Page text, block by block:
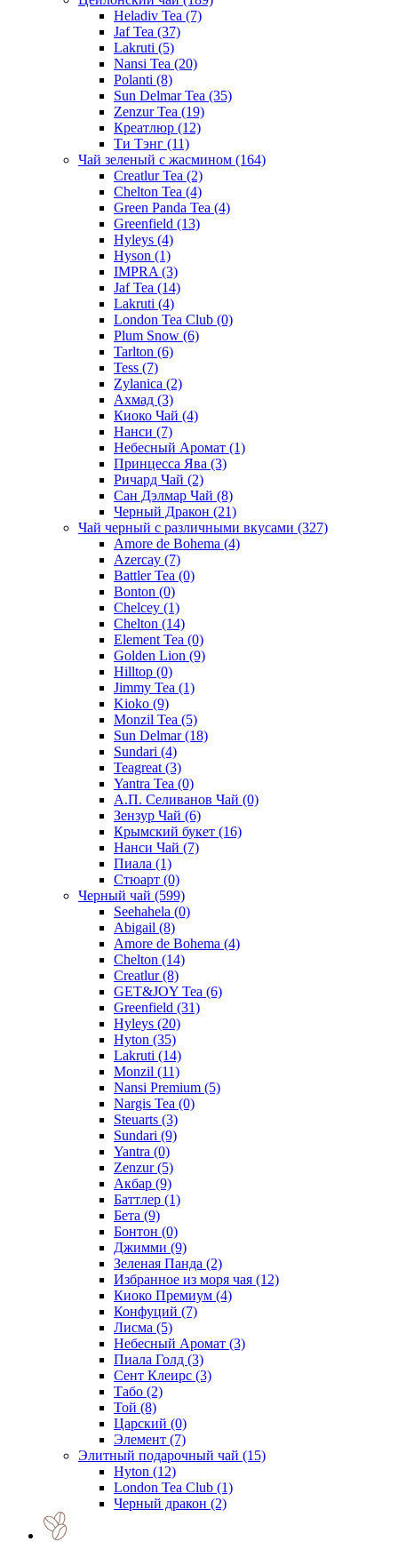
Heladiv Tea (7)
Jaf Tea (37)
Lakruti (5)
Nansi Tea (20)
Polanti (8)
Sun Delmar Tea (35)
Zenzur Tea (19)
Креатлюр (12)
Ти Тэнг (11)
Чай зеленый с жасмином (164)
Creatlur Tea (2)
Chelton Tea (4)
Green Panda Tea (4)
Greenfield (13)
Hyleys (4)
Hyson (1)
IMPRA (3)
Jaf Tea (14)
Lakruti (4)
London Tea Club (0)
Plum Snow (6)
Tarlton (6)
Tess (7)
Zylanica (2)
Ахмад (3)
Киоко Чай (4)
Нанси (7)
Небесный Аромат (1)
Принцесса Ява (3)
Ричард Чай (2)
Сан Дэлмар Чай (8)
Черный Дракон (21)
Чай черный с различными вкусами (327)
Amore de Bohema (4)
Azercay (7)
Battler Tea (0)
Bonton (0)
Chelcey (1)
Chelton (14)
Element Tea (0)
Golden Lion (9)
Hilltop (0)
Jimmy Tea (1)
Kioko (9)
Monzil Tea (5)
Sun Delmar(18)
Sundari (4)
Teagreat (3)
Yantra Tea (0)
А.П. Селиванов Чай (0)
Зензур Чай (6)
Крымский букет (16)
Нанси Чай (7)
Пиала (1)
Стюарт (0)
Черный чай (599)
Seehahela (0)
Abigail (8)
Amore de Bohema (4)
Chelton (14)
Creatlur(8)
GET&JOY Tea (6)
Greenfield (31)
Hyleys (20)
Hyton (35)
Lakruti (14)
Monzil (11)
Nansi Premium (5)
Nargis Tea (0)
Steuarts (3)
Sundari (9)
Yantra (0)
Zenzur(5)
Акбар (9)
Баттлер (1)
Бета (9)
Бонтон (0)
Джимми (9)
Зеленая Панда (2)
Избранное из моря чая (12)
Киоко Премиум (4)
Конфуций (7)
Лисма (5)
Небесный Аромат (3)
Пиала Голд (3)
Сент Клеирс (3)
Табо (2)
Той (8)
Царский (0)
Элемент (7)
Элитный подарочный чай (15)
Hyton (12)
London Tea Club (1)
Черный дракон (2)